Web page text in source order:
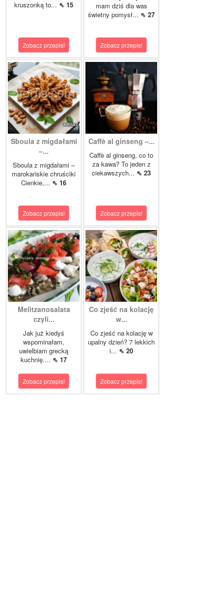
kruszonką to... ⇖ 15
Zobacz przepis!
mam dziś dla was
świetny pomysł... ⇖ 27
Zobacz przepis!
Sboula z migdałami
–...
Sboula z migdałami –
marokańskie chruściki
Cienkie,... ⇖ 16
Zobacz przepis!
Caffè al ginseng –...
Caffè al ginseng, co to
za kawa? To jeden z
ciekawszych... ⇖ 23
Zobacz przepis!
Melitzanosalata
czyli...
Jak już kiedyś
wspominałam,
uwielbiam grecką
kuchnię.... ⇖ 17
Zobacz przepis!
Co zjeść na kolację
w...
Co zjeść na kolację w
upalny dzień? 7 lekkich
i... ⇖ 20
Zobacz przepis!